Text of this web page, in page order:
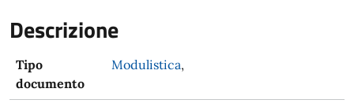
Descrizione
Tipo
documento
Modulistica,